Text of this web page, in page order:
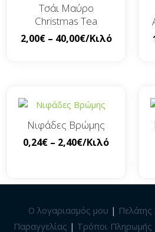
Τσάι Μαύρο
Christmas Tea
2,00€ – 40,00€/Κιλό
Νιφάδες Βρώμης
0,24€ – 2,40€/Κιλό
Ο λογαριασμός μου | Πελάτης
Παραγγελίας | Τρόποι Πληρωμής